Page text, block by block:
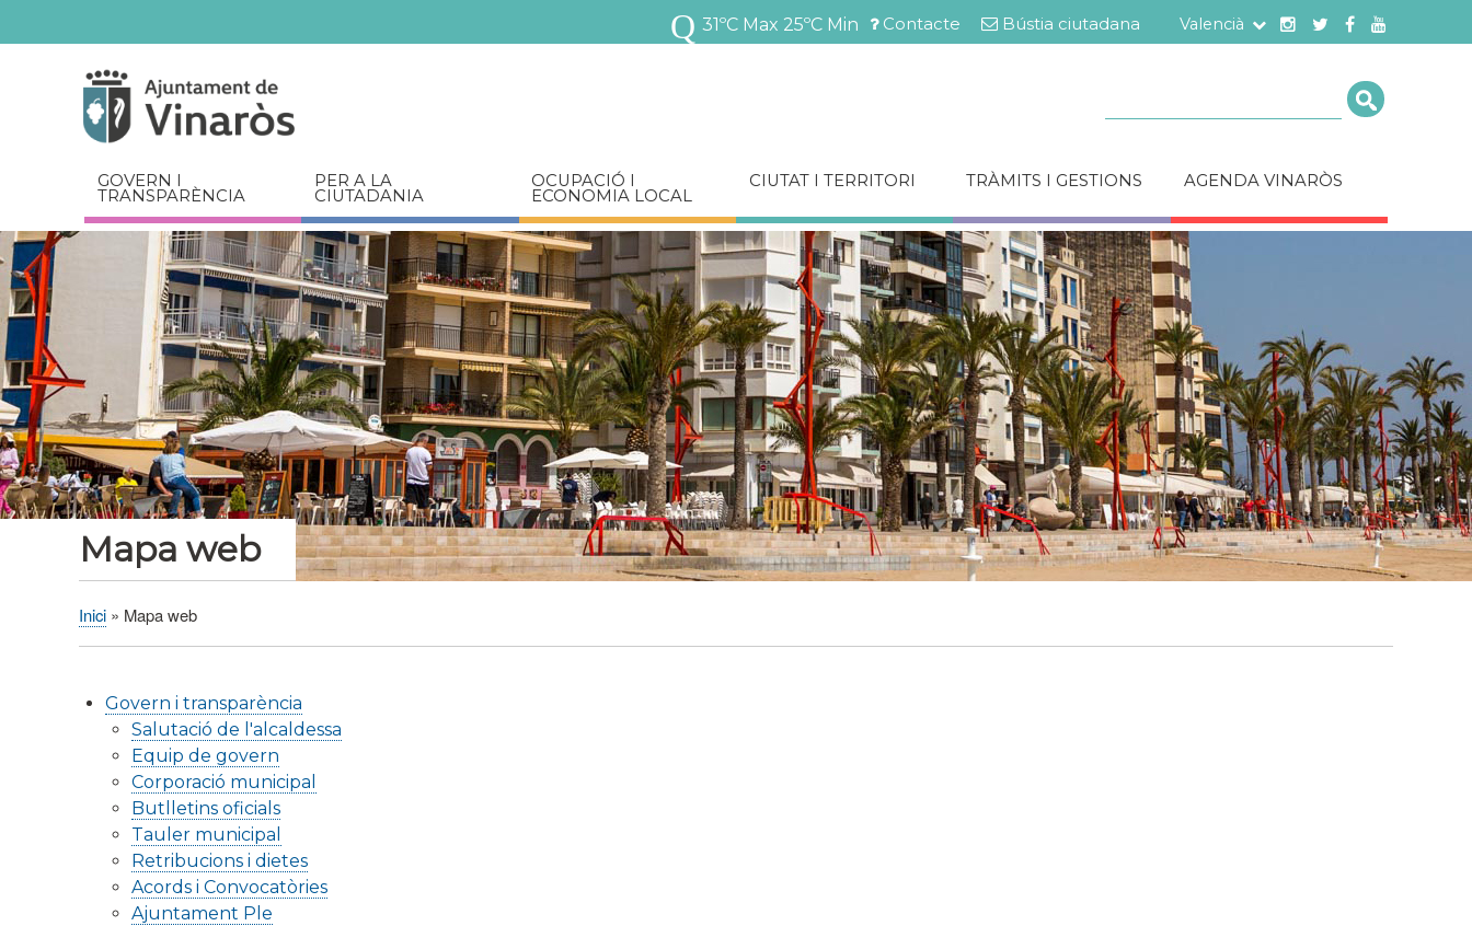
Vés
al
relacionats
Menú
Contacte Bústia ciutadana Valencià
31ºC Max 25ºC Min
GOVERN I
TRANSPARÈNCIA
PER A LA
CIUTADANIA
OCUPACIÓ I
ECONOMIA LOCAL
CIUTAT I TERRITORI TRÀMITS I GESTIONS AGENDA VINARÒS
Mapa web
Fil
Inici Mapa web
Govern i transparència
Salutació de l'alcaldessa
Equip de govern
Corporació municipal
Butlletins oficials
Tauler municipal
Retribucions i dietes
Acords i Convocatòries
Ajuntament Ple